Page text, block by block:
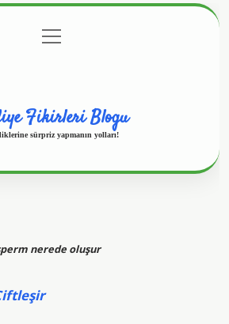
Gizlilik Politikası
menüyü
aç
Fikirleri Blogu
sürpriz yapmanın yolları!
nerede oluşur